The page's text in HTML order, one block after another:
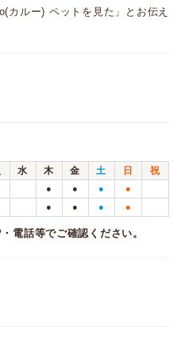
ルー) ペットを見た」とお伝え
水 木 金 土 日
祝
● ● ● ●
● ● ● ●
電話等でご確認ください。